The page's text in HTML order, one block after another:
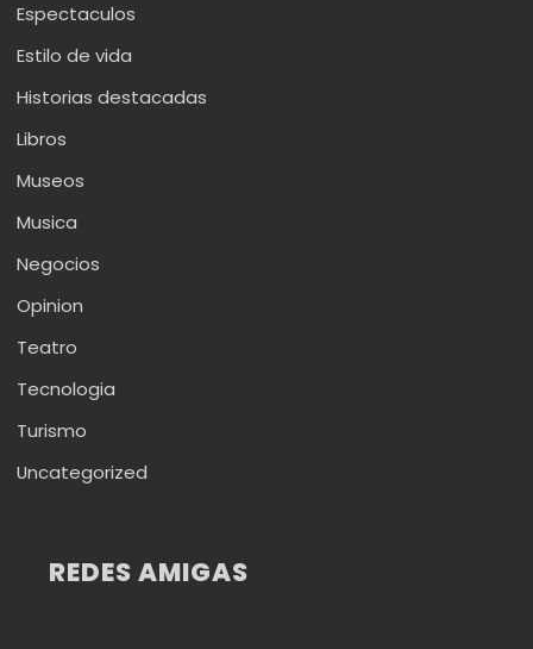
Espectaculos
Estilo de vida
Historias destacadas
Libros
Museos
Musica
Negocios
Opinion
Teatro
Tecnologia
Turismo
Uncategorized
REDES AMIGAS